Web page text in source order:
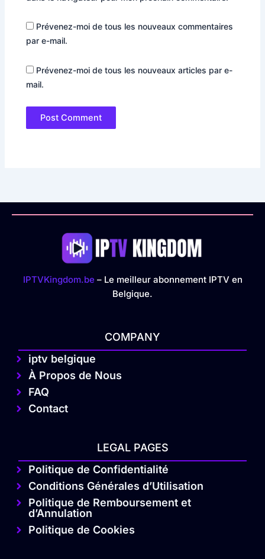
Prévenez-moi de tous les nouveaux commentaires
par e-mail.
Prévenez-moi de tous les nouveaux articles par e-
mail.
IPTVKingdom.be – Le meilleur abonnement IPTV en
Belgique.
COMPANY
iptv belgique
À Propos de Nous
FAQ
Contact
LEGAL PAGES
Politique de Confidentialité
Conditions Générales d’Utilisation
Politique de Remboursement et
d’Annulation
Politique de Cookies